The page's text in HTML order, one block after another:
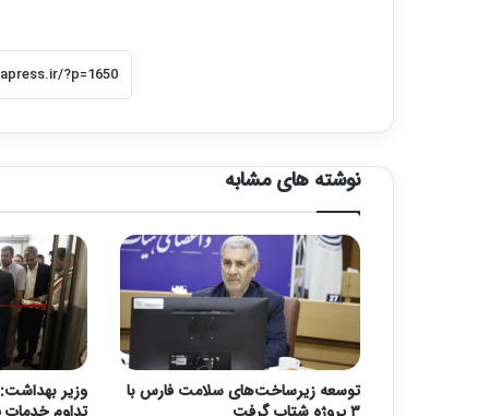
نوشته های مشابه
توسعه زیرساخت‌های سلامت فارس با
وزیر